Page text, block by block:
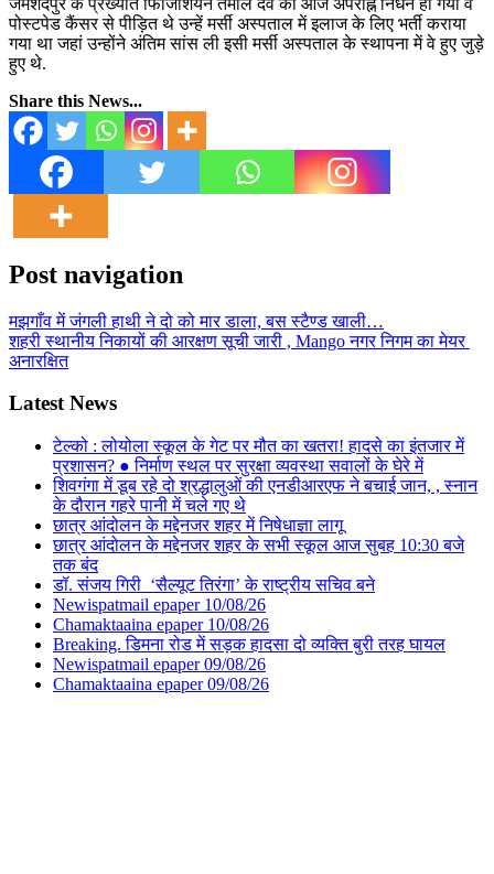
पोस्टपेड कैंसर से पीड़ित थे उन्हें मर्सी अस्पताल में इलाज के लिए भर्ती कराया
गया था जहां उन्होंने अंतिम सांस ली इसी मर्सी अस्पताल के स्थापना में वे हुए जुड़े
हुए थे.
Share this News...
Post navigation
मझगाँव में जंगली हाथी ने दो को मार डाला, बस स्टैण्ड खाली…
शहरी स्थानीय निकायों की आरक्षण सूची जारी , Mango नगर निगम का मेयर
अनारक्षित
Latest News
टेल्को : लोयोला स्कूल के गेट पर मौत का खतरा! हादसे का इंतजार में
प्रशासन? ● निर्माण स्थल पर सुरक्षा व्यवस्था सवालों के घेरे में
शिवगंगा में डूब रहे दो श्रद्धालुओं की एनडीआरएफ ने बचाई जान, , स्नान
के दौरान गहरे पानी में चले गए थे
छात्र आंदोलन के मद्देनजर शहर में निषेधाज्ञा लागू
छात्र आंदोलन के मद्देनजर शहर के सभी स्कूल आज सुबह 10:30 बजे
तक बंद
डॉ. संजय गिरी ‘सैल्यूट तिरंगा’ के राष्ट्रीय सचिव बने
Newispatmail epaper 10/08/26
Chamaktaaina epaper 10/08/26
Breaking. डिमना रोड में सड़क हादसा दो व्यक्ति बुरी तरह घायल
Newispatmail epaper 09/08/26
Chamaktaaina epaper 09/08/26